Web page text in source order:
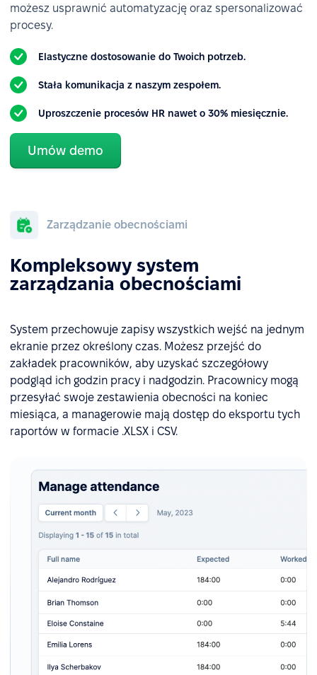
możesz usprawnić automatyzację oraz spersonalizować
procesy.
Elastyczne dostosowanie do Twoich potrzeb.
Stała komunikacja z naszym zespołem.
Uproszczenie procesów HR nawet o 30% miesięcznie.
Umów demo
Zarządzanie obecnościami
Kompleksowy system
zarządzania obecnościami
System przechowuje zapisy wszystkich wejść na jednym
ekranie przez określony czas. Możesz przejść do
zakładek pracowników, aby uzyskać szczegółowy
podgląd ich godzin pracy i nadgodzin. Pracownicy mogą
przesyłać swoje zestawienia obecności na koniec
miesiąca, a managerowie mają dostęp do eksportu tych
raportów w formacie .XLSX i CSV.